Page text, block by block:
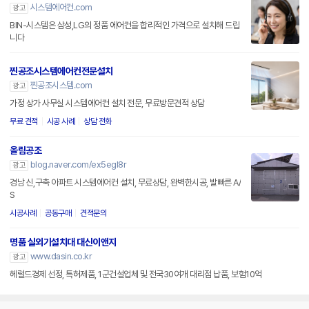
광고 시스템에어컨.com
BIN-시스템은 삼성,LG의 정품 에어컨을 합리적인 가격으로 설치해 드립
니다
찐공조시스템에어컨전문설치
광고 찐공조시스템.com
가정 상가 사무실 시스템에어컨 설치 전문, 무료방문견적 상담
무료 견적 시공 사례 상담 전화
올림공조
광고
blog.naver.com/ex5egl8r
경남 신,구축 아파트 시스템에어컨 설치, 무료상담, 완벽한시공, 발빠른 A/
S
시공사례 공동구매 견적문의
명품 실외기설치대 대신이앤지
광고 www.dasin.co.kr
헤럴드경제 선정, 특허제품, 1군건설업체 및 전국30여개 대리점 납품, 보험10억